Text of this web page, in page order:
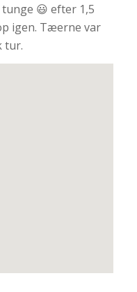
😃 efter 1,5
igen. Tæerne var
tur.